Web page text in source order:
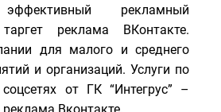
рекламный
реклама ВКонтакте.
для малого и среднего
и организаций. Услуги по
от ГК “Интегрус” –